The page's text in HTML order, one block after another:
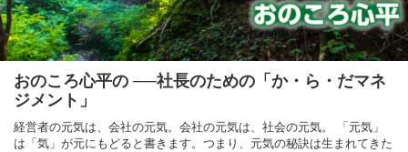
おのころ心平の ──社長のための「か・ら・だマネ
ジメント」
経営者の元気は、会社の元気。会社の元気は、社会の元気。 「元気」
は「気」が元にもどると書きます。つまり、元気の秘訣は生まれてきた